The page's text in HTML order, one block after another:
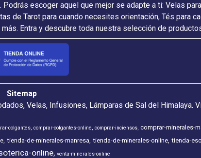
escoger aquel que mejor se adapte a ti: Velas
de Tarot para cuando necesites orientación, Tés para
Entra y descubre toda nuestra selección de
Sitemap
Velas, Infusiones, Lámparas de Sal del Himalaya.
colgantes comprar-colgantes-online comprar-inciensos comprar-minerales-
tienda-de-minerales-manresa tienda-de-minerales-online tienda-
online venta-minerales-online